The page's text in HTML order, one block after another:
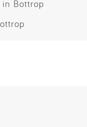
Bottrop